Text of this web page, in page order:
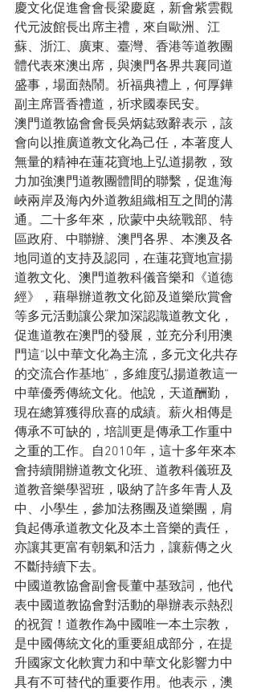
慶文化促進會會長梁慶庭，新會紫雲觀
代元波館長出席主禮，來自歐洲、江
蘇、浙江、廣東、臺灣、香港等道教團
體代表來澳出席，與澳門各界共襄同道
盛事，場面熱鬧。祈福典禮上，何厚鏵
副主席晋香禮道，祈求國泰民安。
澳門道教協會會長吳炳鋕致辭表示，該
會向以推廣道教文化為己任，本著度人
無量的精神在蓮花寶地上弘道揚教，致
力加強澳門道教團體間的聯繫，促進海
峽兩岸及海內外道教組織相互之間的溝
通。二十多年來，欣蒙中央統戰部、特
區政府、中聯辦、澳門各界、本澳及各
地同道的支持及認同，在蓮花寶地宣揚
道教文化、澳門道教科儀音樂和《道德
經》，藉舉辦道教文化節及道樂欣賞會
等多元活動讓公衆加深認識道教文化，
促進道教在澳門的發展，並充分利用澳
門這“以中華文化為主流，多元文化共存
的交流合作基地”，多維度弘揚道教這一
中華優秀傳統文化。他說，天道酬勤，
現在總算獲得欣喜的成績。薪火相傳是
傳承不可缺的，培訓更是傳承工作重中
之重的工作。自2010年，這十多年來本
會持續開辦道教文化班、道教科儀班及
道教音樂學習班，吸納了許多年青人及
中、小學生，參加法務團及道樂團，肩
負起傳承道教文化及本土音樂的責任，
亦讓其更富有朝氣和活力，讓薪傳之火
不斷持續下去。
中國道教協會副會長董中基致詞，他代
表中國道教協會對活動的舉辦表示熱烈
的祝賀！道教作為中國唯一本土宗教，
是中國傳統文化的重要組成部分，在提
升國家文化軟實力和中華文化影響力中
具有不可替代的重要作用。他表示，澳